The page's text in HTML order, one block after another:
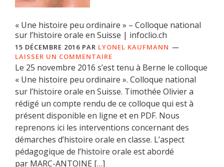
« Une histoire peu ordinaire » – Colloque national
sur l’histoire orale en Suisse | infoclio.ch
15 DÉCEMBRE 2016 PAR LYONEL KAUFMANN
LAISSER UN COMMENTAIRE
Le 25 novembre 2016 s’est tenu à Berne le colloque
« Une histoire peu ordinaire ». Colloque national
sur l’histoire orale en Suisse. Timothée Olivier a
rédigé un compte rendu de ce colloque qui est à
présent disponible en ligne et en PDF. Nous
reprenons ici les interventions concernant des
démarches d’histoire orale en classe. L’aspect
pédagogique de l’histoire orale est abordé
par MARC-ANTOINE […]